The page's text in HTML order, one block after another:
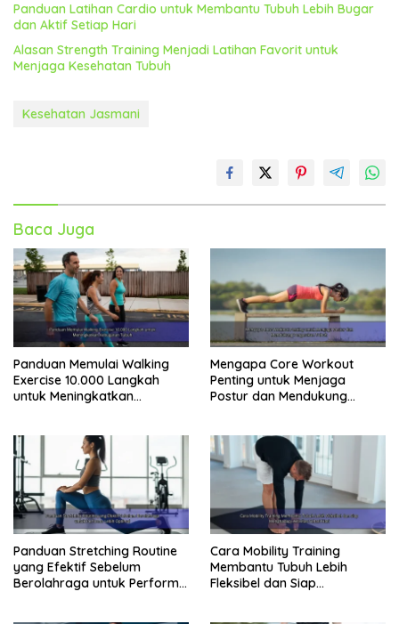
Panduan Latihan Cardio untuk Membantu Tubuh Lebih Bugar
dan Aktif Setiap Hari
Alasan Strength Training Menjadi Latihan Favorit untuk
Menjaga Kesehatan Tubuh
Kesehatan Jasmani
Baca Juga
Panduan Memulai Walking
Exercise 10.000 Langkah
untuk Meningkatkan
Mengapa Core Workout
Penting untuk Menjaga
Postur dan Mendukung
Panduan Stretching Routine
yang Efektif Sebelum
Berolahraga untuk Performa
Cara Mobility Training
Membantu Tubuh Lebih
Fleksibel dan Siap